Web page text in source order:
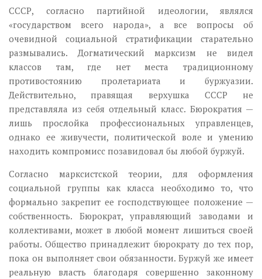
СССР, согласно партийной идеологии, являлся
«государством всего народа», а все вопросы об
очевидной социальной стратификации старательно
размывались. Догматический марксизм не видел
классов там, где нет места традиционному
противостоянию пролетариата и буржуазии.
Действительно, правящая верхушка СССР не
представляла из себя отдельный класс. Бюрократия —
лишь прослойка профессиональных управленцев,
однако ее живучести, политической воле и умению
находить компромисс позавидовал бы любой буржуй.
Согласно марксистской теории, для оформления
социальной группы как класса необходимо то, что
формально закрепит ее господствующее положение —
собственность. Бюрократ, управляющий заводами и
коллективами, может в любой момент лишиться своей
работы. Общество принадлежит бюрократу до тех пор,
пока он выполняет свои обязанности. Буржуй же имеет
реальную власть благодаря совершенно законному